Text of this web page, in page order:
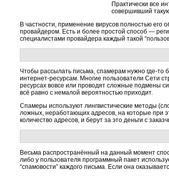
Практически все
совершивший
В частности, применение вирусов полностью
провайдером. Есть и более простой способ —
специалистами провайдера каждый такой
Чтобы рассылать письма, спамерам нужно где-то
интернет-ресурсам. Многие пользователи Сети
ресурсах вовсе или проводят сложные подмены
всё равно с немалой вероятностью приходит.
Спамеры используют лингвистические методы
ложных, неработающих адресов, на которые при
количество адресов, и берут за это деньги с
Весьма распространённый на данный момент
либо у пользователя программный пакет
“спамовости” каждого письма. Если она